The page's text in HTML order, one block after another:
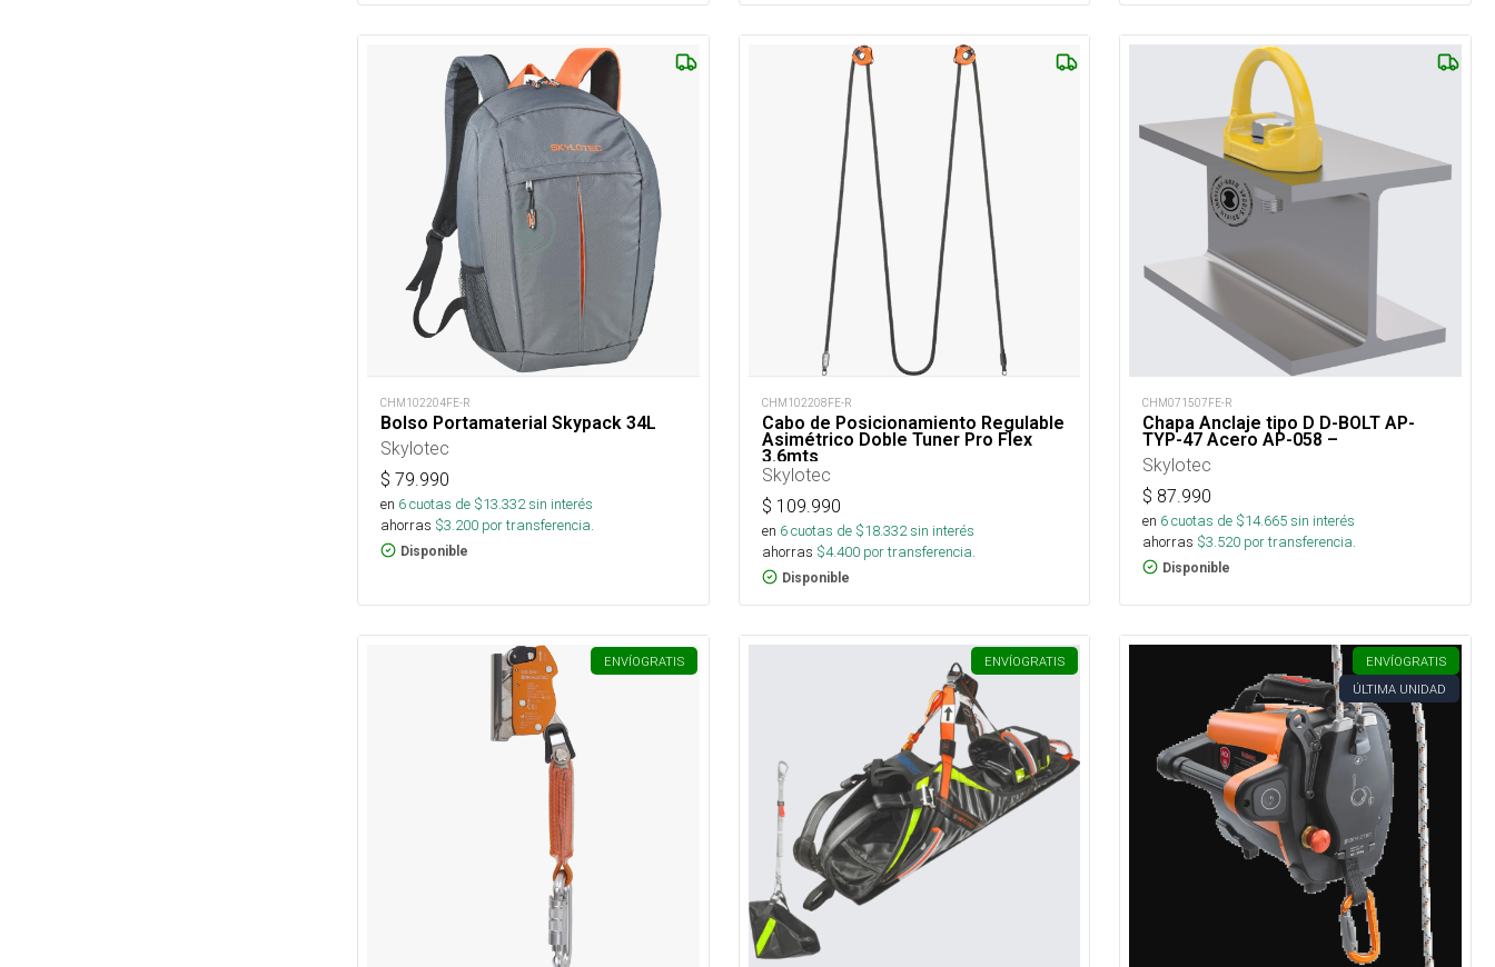
CHM102204FE-R
Bolso Portamaterial Skypack 34L
Skylotec
$ 79.990
en 6cuotas de $13.332sin interés
ahorras $3.200 por transferencia.
Disponible
CHM102208FE-R
Cabo de Posicionamiento Regulable
Asimétrico Doble Tuner Pro Flex
3.6mts
Skylotec
$ 109.990
en 6cuotas de $18.332sin interés
ahorras $4.400por transferencia.
Disponible
CHM071507FE-R
Chapa Anclaje tipo D D-BOLT AP-
TYP-47 Acero AP-058 –
Skylotec
$ 87.990
en 6cuotas de $14.665sin interés
ahorras $3.520 por transferencia.
Disponible
ENVÍOGRATIS ENVÍOGRATIS ENVÍOGRATIS
ÚLTIMA UNIDAD